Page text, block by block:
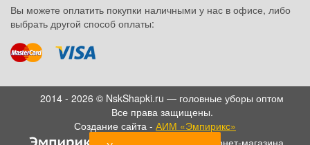
Вы можете оплатить покупки наличными у нас в офисе, либо
выбрать другой способ оплаты:
2014 - 2026 © NskShapki.ru — головные уборы оптом
Все права защищены.
Создание сайта - АИМ «Эмпирикс»
- SEO продвижение интернет-магазина